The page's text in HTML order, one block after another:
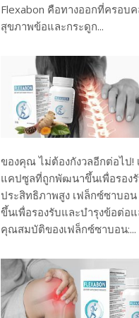
Flexabon คือทางออกที่ครอบ
สุขภาพข้อและกระดูก...
ของคุณ ไม่ต้องกังวลอีกต่อไป!
แคปซูลที่ถูกพัฒนาขึ้นเพื่อรอง
ประสิทธิภาพสูง​ เฟล็กซ์ซาบอ
ขึ้นเพื่อรองรับและบำรุงข้อต่
คุณสมบัติของเฟล็กซ์ซาบอน:...